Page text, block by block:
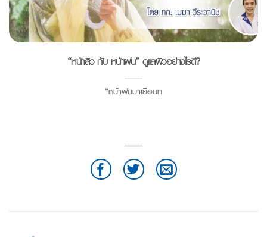
“หน้าสิว กับ หน้าฝน” ดูแลผิวอย่างไรดี?
“หน้าฝนมาเยือนท